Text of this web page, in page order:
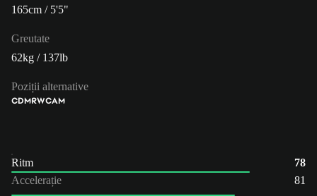
165cm / 5'5"
Greutate
62kg / 137lb
Poziții alternative
CDMRWCAM
Ritm
78
Accelerație
81